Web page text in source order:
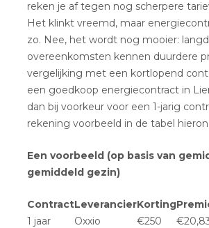
reken je af tegen nog scherpere
Het klinkt vreemd, maar
zo. Nee, het wordt nog mooier:
overeenkomsten kennen duurdere
vergelijking met een kortlopend
een goedkoop energiecontract in
dan bij voorkeur voor een 1-jarig
rekening voorbeeld in de tabel
Een voorbeeld (op basis van
gemiddeld gezin)
ContractLeverancierKorting
1 jaar
Oxxio €250